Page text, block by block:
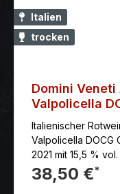
Italien
trocken
Domini
Valpolicella
Pruviniano
Italienischer
Valpolicella DOCG
2021 mit 15,5 %
Struktur und
von
38,50 €*